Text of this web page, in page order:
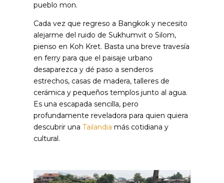
pueblo mon.
Cada vez que regreso a Bangkok y necesito
alejarme del ruido de Sukhumvit o Silom,
pienso en Koh Kret. Basta una breve travesía
en ferry para que el paisaje urbano
desaparezca y dé paso a senderos
estrechos, casas de madera, talleres de
cerámica y pequeños templos junto al agua.
Es una escapada sencilla, pero
profundamente reveladora para quien quiera
descubrir una Tailandia más cotidiana y
cultural.